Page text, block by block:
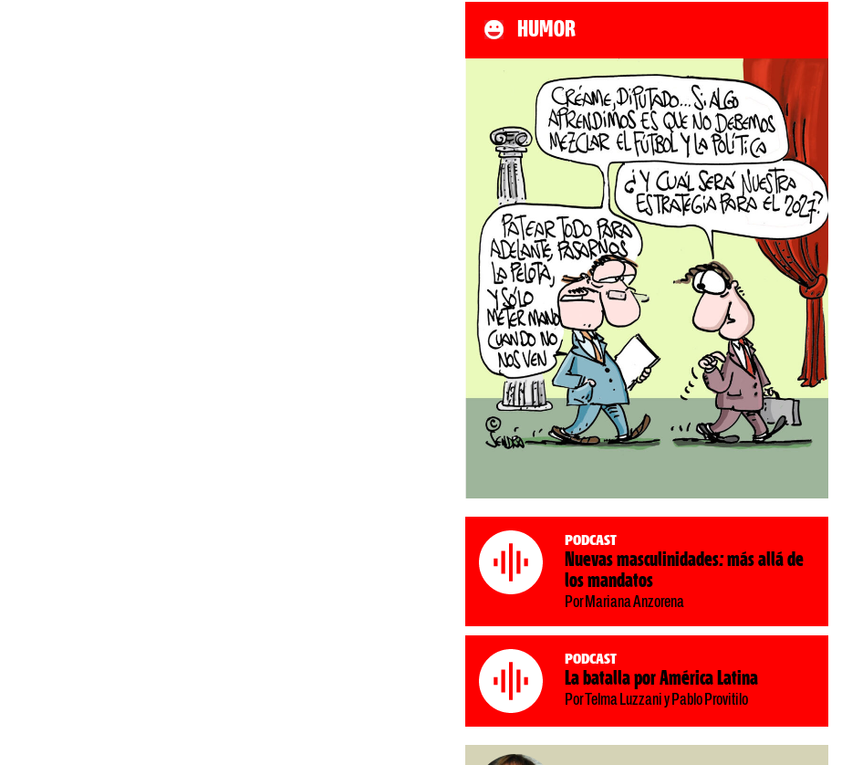
HUMOR
Podcast
Nuevas masculinidades: más allá de
los mandatos
Por Mariana Anzorena
Podcast
La batalla por América Latina
Por Telma Luzzani y Pablo Provitilo